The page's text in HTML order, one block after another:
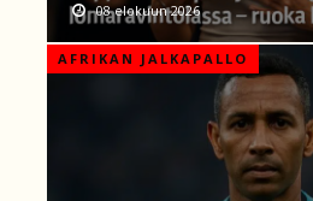
08 elokuun 2026
AFRIKAN JALKAPALLO